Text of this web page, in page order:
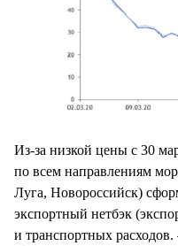
Из-за низкой цены с 30
по всем направлениям
Луга, Новороссийск)
экспортный нетбэк
и транспортных